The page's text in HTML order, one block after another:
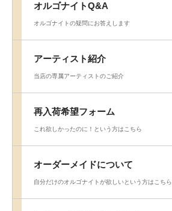
オルゴナイトQ&A
オルゴナイトの疑問にお答えします
アーティスト紹介
当店の専属アーティストのご紹介
再入荷希望フォーム
これ欲しかったのに！という方はこちら
オーダーメイドについて
自分だけのオルゴナイトが欲しいという方はこちら